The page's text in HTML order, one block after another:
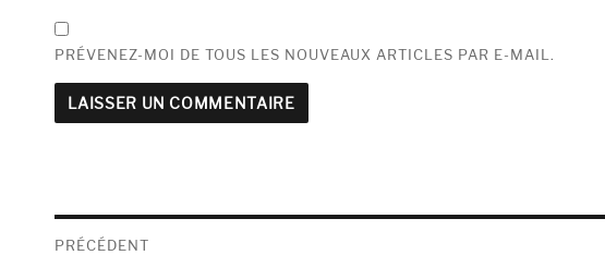
PRÉVENEZ-MOI DE TOUS LES NOUVEAUX ARTICLES PAR E-MAIL.
Navigation
PRÉCÉDENT